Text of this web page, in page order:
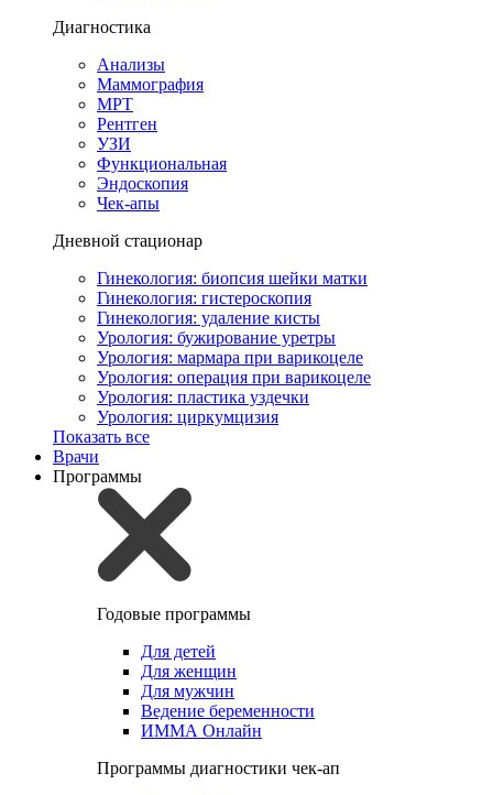
Диагностика
Анализы
Маммография
МРТ
Рентген
УЗИ
Функциональная
Эндоскопия
Чек-апы
Дневной стационар
Гинекология: биопсия шейки матки
Гинекология: гистероскопия
Гинекология: удаление кисты
Урология: бужирование уретры
Урология: мармара при варикоцеле
Урология: операция при варикоцеле
Урология: пластика уздечки
Урология: циркумцизия
Показать все
Врачи
Программы
Годовые программы
Для детей
Для женщин
Для мужчин
Ведение беременности
ИММА Онлайн
Программы диагностики чек-ап